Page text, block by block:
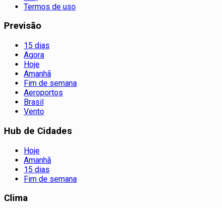
Termos de uso
Previsão
15 dias
Agora
Hoje
Amanhã
Fim de semana
Aeroportos
Brasil
Vento
Hub de Cidades
Hoje
Amanhã
15 dias
Fim de semana
Clima